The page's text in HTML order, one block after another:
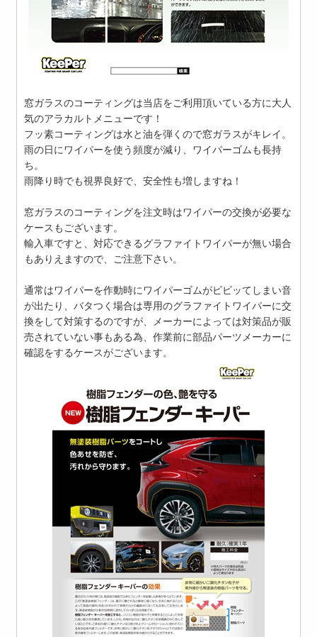
窓ガラスのコーティングは当店をご利用頂いている方に大人
気のアラカルトメニューです！
フッ素コーティングは水と油を弾くので窓ガラスがキレイ。
雨の日にワイパーを使う頻度が減り、ワイパーゴムも長持
ち。
雨降り時でも視界良好で、安全性も増しますね！
窓ガラスのコーティングを注文時はワイパーの交換が必要な
ケースもございます。
輸入車ですと、対応できるグラファイトワイパーが無い場合
もありえますので、ご注意下さい。
通常はワイパーを作動時にワイパーゴムがビビッてしまい音
が出たり、バタつく場合は専用のグラファイトワイパーに交
換をして対策するのですが、メーカーによっては対策品が販
売されていない事もある為、作業前に部品パーツメーカーに
確認をするケースがございます。